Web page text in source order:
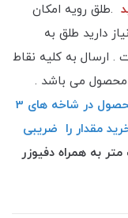
.طلق رویه امکان
نیاز دارید طلق به
. ارسال به کلیه نقاط
می باشد .
این محصول در شاخه های 3
خرید مقدار را ضریبی
به همراه دفیوزر